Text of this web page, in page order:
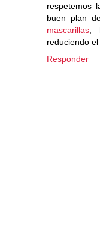
respetemos
buen plan
mascarillas ,
reduciendo el
Responder